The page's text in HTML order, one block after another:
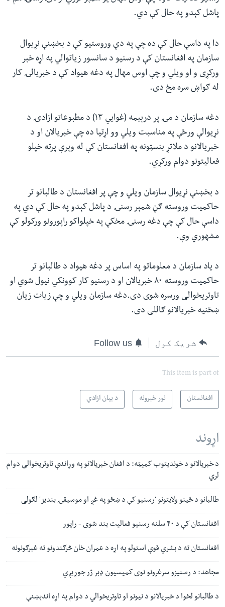
پاشل کېدو په حال کې دي.
دا په داسې حال کې ده چې په دې وروستیو کې د بخښنې نړیوال
سازمان په افغانستان کې د رسنیو د سانسور زیاتوالي په اړه خبر
ورکړی و او ویلي و چې اوس مهال په دغه هیواد کې د خبریالۍ کار
له ګواښ سره مخ دی.
دغه سازمان د مۍ پر درېیمه (غوايي ۱۳) د مطبوعاتو ازادۍ د
نړیوالې ورځې په مناسبت ویلي وو اړتیا ده چې خبریالان او د
خبریالانو د ملاتړ بنسټونه په افغانستان کې له وېرې پرته خپلو
فعالیتونو دوام ورکړي.
د بخښنې نړیوال سازمان ویلي و چې پر افغانستان د طالبانو تر
حاکمیت وروسته ګڼ شمېر رسنۍ د پاشل کېدو په حال کې دي په
داسې حال کې چې دغه رسنۍ مخکې په خپلواکو راپورونو ورکولو کې
مشهوري وې.
د یاد سازمان د معلوماتو په اساس پر دغه هیواد د طالبانو تر
حاکمیت وروسته ۸۰ خبریالان او د رسنیو کار کوونکي نیول شوي او
تاوتریخوالی ورسره شوی دی.دغه سازمان ویلي و چې زیات زیان
ښځنیه خبریالانو ګاللی دی.
شریک کول Follow us
This item is part of
افغانستان نور خبرونه د بیان ازادي
اړوند
د خبریالانو د خوندیتوب کمیټه: د افغان خبریالانو په وړاندې تاوتریخوالی دوام
لري
طالبانو د ځينو ولایتونو 'رسنیو کې د ښځو په غږ او موسیقۍ بندیز' لګولی
افغانستان کې د ۴۰ سلنه رسنیو فعالیت بند شوی - راپور
افغانستان ته د بشري قوې استولو په اړه د عمران خان څرګندونو ته غبرګونونه
مجاهد: د رسنیزو سرغړونو نوی کمیسیون ډېر ژر جوړیږي
د طالبانو لخوا د خبریالانو د نیونو او تاوتریخوالي د دوام په اړه اندېښنې